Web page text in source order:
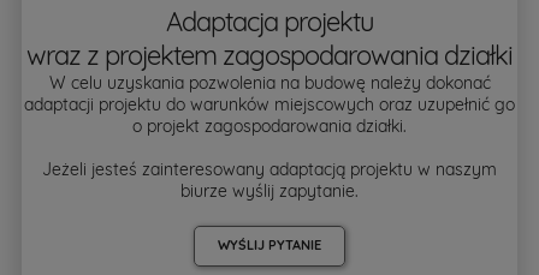
Adaptacja projektu
wraz z projektem zagospodarowania działki
W celu uzyskania pozwolenia na budowę należy dokonać
adaptacji projektu do warunków miejscowych oraz uzupełnić go
o projekt zagospodarowania działki.
Jeżeli jesteś zainteresowany adaptacją projektu w naszym
biurze wyślij zapytanie.
WYŚLIJ PYTANIE